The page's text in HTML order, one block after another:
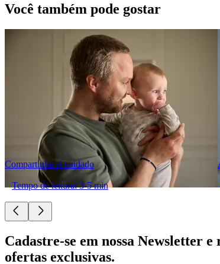
Você também pode gostar
Compartinhe el cuidado
Tempo de leitura: 3-5 min
Cadastre-se em nossa Newsletter e
ofertas exclusivas.